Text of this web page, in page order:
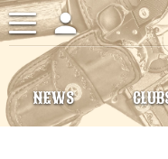
Toggle
navigation
person
NEWS